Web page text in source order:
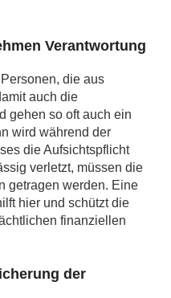
Verantwortung
die aus
auch die
gehen so oft auch ein
wird während der
die Aufsichtspflicht
verletzt, müssen die
getragen werden. Eine
hier und schützt die
finanziellen
der